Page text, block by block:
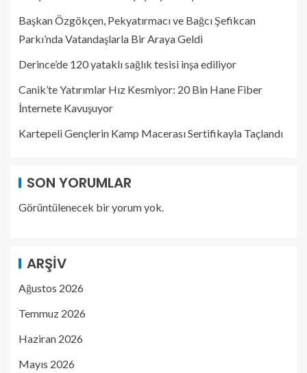
Başkan Özgökçen, Pekyatırmacı ve Bağcı Şefikcan
Parkı’nda Vatandaşlarla Bir Araya Geldi
Derince’de 120 yataklı sağlık tesisi inşa ediliyor
Canik’te Yatırımlar Hız Kesmiyor: 20 Bin Hane Fiber
İnternete Kavuşuyor
Kartepeli Gençlerin Kamp Macerası Sertifikayla Taçlandı
SON YORUMLAR
Görüntülenecek bir yorum yok.
ARŞIV
Ağustos 2026
Temmuz 2026
Haziran 2026
Mayıs 2026